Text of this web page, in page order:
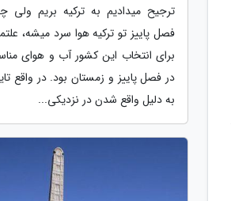
ترجیح میدادیم به ترکیه بریم ولی
فصل پاییز تو ترکیه هوا سرد میشه،
برای انتخاب این کشور آب و هوای
در فصل پاییز و زمستان بود. در واقع
به دلیل واقع شدن در نزدیکی...